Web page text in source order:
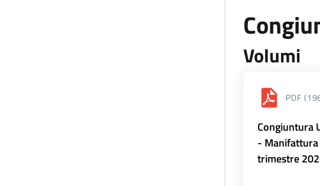
Volumi
PDF
Congiuntura
-
trimestre